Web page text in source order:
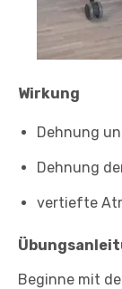
Wirkung
Dehnung
Dehnung
vertiefte
Beginne mit